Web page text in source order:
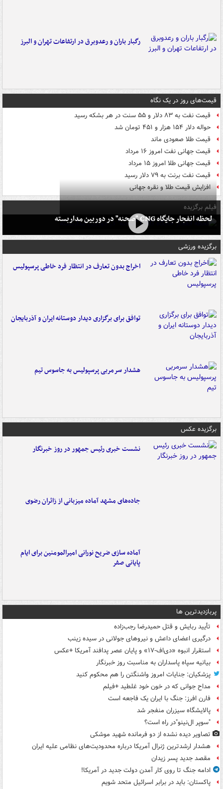
رگبار باران و رعدوبرق در ارتفاعات تهران و البرز
قیمت‌های روز در یک نگاه
قیمت نفت به ۸۳ دلار و ۵۵ سنت در هر بشکه رسید
حواله دلار ۱۵۴ هزار و ۴۵۱ تومان شد
قیمت طلا صعودی ماند
قیمت جهانی نفت امروز ۱۶ مرداد
قیمت جهانی طلا امروز ۱۵ مرداد
قیمت نفت برنت به ۷۹ دلار رسید
افزایش قیمت طلا و نقره جهانی
فیلم برگزیده
لحظه انفجار جایگاه CNG "صحنه" در دوربین مداربسته
برگزیده ورزشی
اخراج بدون تعارف در انتظار فرد خاطی پرسپولیس
توافق برای برگزاری دیدار دوستانه ایران و آذربایجان
هشدار سرمربی پرسپولیس به جاسوس تیم
برگزیده عکس
نشست خبری رئیس جمهور در روز خبرنگار
جاده‌های مشهد آماده میزبانی از زائران رضوی
آماده سازی ضریح نورانی امیرالمومنین برای ایام
پایانی صفر
پربازدیدترین ها
تأیید ربایش و قتل حمیدرضا رجب‌زاده
درگیری اعضای داعش و نیروهای جولانی در سیده زینب
استقرار انبوه «دی‌اف‑۱۷» و پایان عصر پدافند آمریکا +عکس
بیانیه سپاه پاسداران به مناسبت روز خبرنگار
پزشکیان: جنایات امروز واشنگتن را هم محکوم کنید
مداح جوانی که در خون خود غلطید +فیلم
فارن افرز: جنگ با ایران یک فاجعه است
پالایشگاه سیزران منفجر شد
"سوپر ال‌نینو"در راه است؟
تصاویر دیده‌ نشده از دو فرمانده شهید موشکی
هشدار ارشدترین ژنرال آمریکا درباره محدودیت‌های نظامی علیه ایران
مقصد جدید پسر زیدان
ادامه جنگ تا روی کار آمدن دولت جدید در آمریکا!
پاکستان: باید در برابر اسرائیل متحد شویم